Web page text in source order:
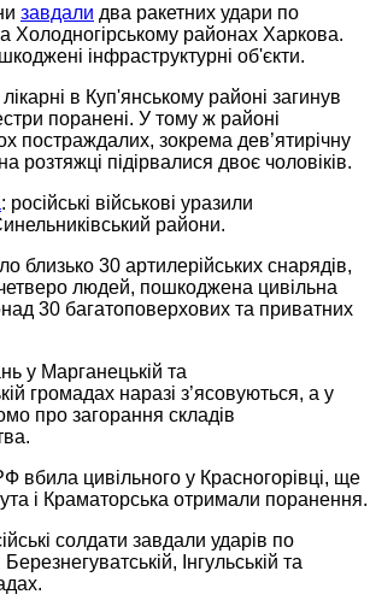
завдали два ракетних удари по
Холодногірському районах Харкова.
інфраструктурні об'єкти.
в Куп'янському районі загинув
поранені. У тому ж районі
постраждалих, зокрема дев’ятирічну
розтяжці підірвалися двоє чоловіків.
: російські військові уразили
райони.
близько 30 артилерійських снарядів,
людей, пошкоджена цивільна
30 багатоповерхових та приватних
у Марганецькій та
громадах наразі з’ясовуються, а у
про загорання складів
вбила цивільного у Красногорівці, ще
і Краматорська отримали поранення.
солдати завдали ударів по
Інгульській та